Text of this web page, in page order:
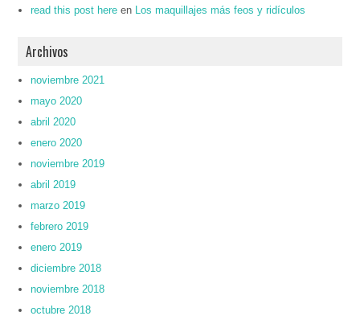
read this post here en Los maquillajes más feos y ridículos
Archivos
noviembre 2021
mayo 2020
abril 2020
enero 2020
noviembre 2019
abril 2019
marzo 2019
febrero 2019
enero 2019
diciembre 2018
noviembre 2018
octubre 2018